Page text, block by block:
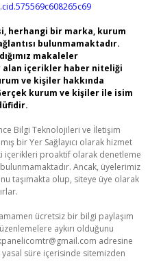
herhangi bir marka, kurum
bulunmamaktadır.
makaleler
alan içerikler haber niteliği
ve kişiler hakkında
kurum ve kişiler ile isim
Bilgi Teknolojileri ve İletişim
bir Yer Sağlayıcı olarak hizmet
içerikleri proaktif olarak denetleme
Ancak, üyelerimiz
taşımakta olup, siteye üye olarak
ücretsiz bir bilgi paylaşım
aykırı olduğunu
adresine
süre içerisinde sitemizden